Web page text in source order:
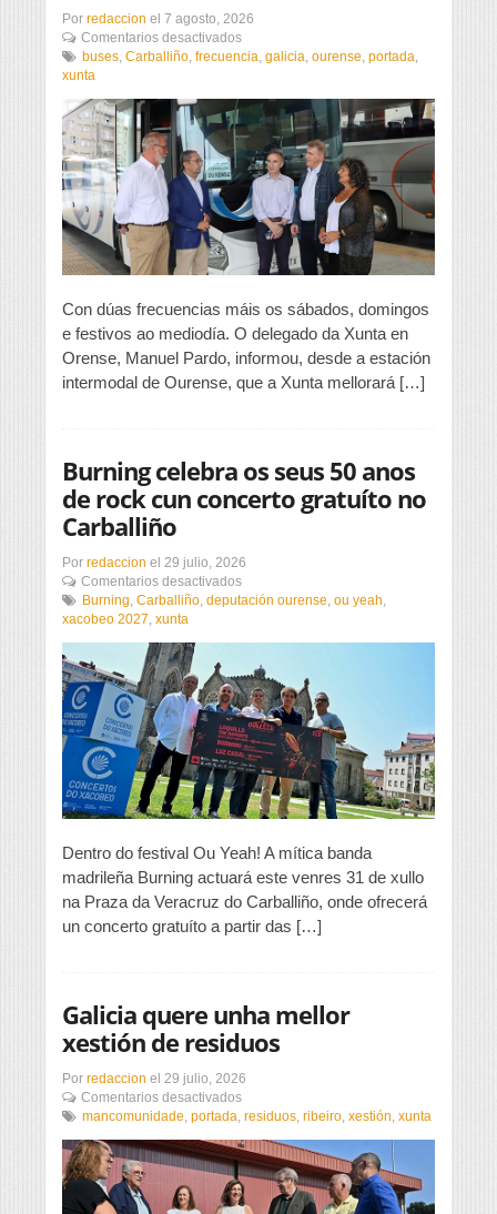
Por redaccion el 7 agosto, 2026
Comentarios desactivadosen
Amplíase
autobús
entre
O
Carballiño
e
Ourense
buses, Carballiño, frecuencia, galicia, ourense, portada,
xunta
Con dúas frecuencias máis os sábados, domingos
e festivos ao mediodía. O delegado da Xunta en
Orense, Manuel Pardo, informou, desde a estación
intermodal de Ourense, que a Xunta mellorará […]
Burning celebra os seus 50 anos
de rock cun concerto gratuíto no
Carballiño
Por redaccion el 29 julio, 2026
Comentarios desactivadosen
Burning
50
anos
de
rock
cun
concerto
gratuíto
no
Burning, Carballiño, deputación ourense, ou yeah,
xacobeo 2027, xunta
Dentro do festival Ou Yeah! A mítica banda
madrileña Burning actuará este venres 31 de xullo
na Praza da Veracruz do Carballiño, onde ofrecerá
un concerto gratuíto a partir das […]
Galicia quere unha mellor
xestión de residuos
Por redaccion el 29 julio, 2026
Comentarios desactivadosen
Galicia
unha
mellor
xestión
de
mancomunidade portada residuos ribeiro xestión xunta